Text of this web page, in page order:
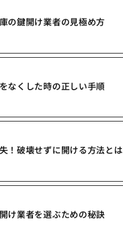
の鍵開け業者の見極め方
なくした時の正しい手順
！破壊せずに開ける方法とは
け業者を選ぶための秘訣